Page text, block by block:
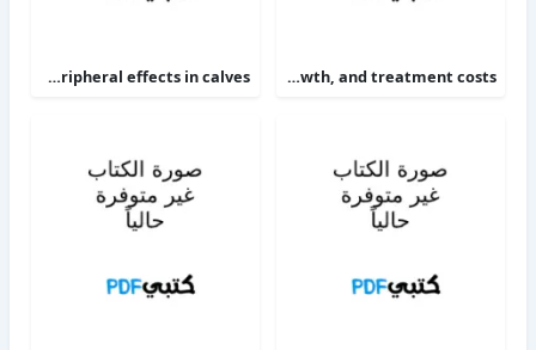
Targeting therapy to minimize antimicrobial use in preweaned calves effects on health, growth, and treatment costs
The alpha 2-adrenoceptor agonists xylazine and guanfacine exert different central nervous system, but comparable peripheral effects in calves